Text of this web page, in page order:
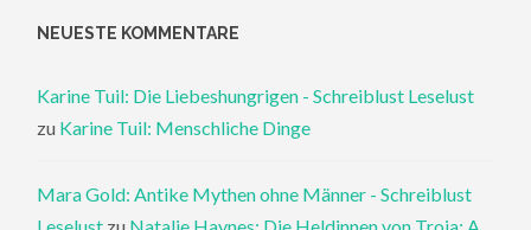
NEUESTE KOMMENTARE
Karine Tuil: Die Liebeshungrigen - Schreiblust Leselust
zu Karine Tuil: Menschliche Dinge
Mara Gold: Antike Mythen ohne Männer - Schreiblust
Leselust zu Natalie Haynes: Die Heldinnen von Troja: A